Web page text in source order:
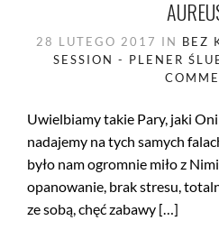
28 LUTEGO 2017 IN BEZ
SESSION - PLENER
Uwielbiamy takie Pary, jaki
nadajemy na tych samych
było nam ogromnie miło z
opanowanie, brak stresu,
ze sobą, chęć zabawy […]